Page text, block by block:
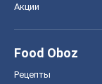
Акции
Food Oboz
Рецепты